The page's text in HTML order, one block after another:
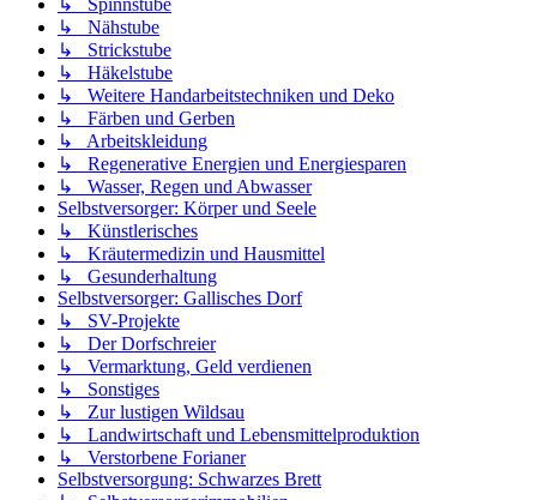
↳ Nähstube
↳ Strickstube
↳ Häkelstube
↳ Weitere Handarbeitstechniken und Deko
↳ Färben und Gerben
↳ Arbeitskleidung
↳ Regenerative Energien und Energiesparen
↳ Wasser, Regen und Abwasser
Selbstversorger: Körper und Seele
↳ Künstlerisches
↳ Kräutermedizin und Hausmittel
↳ Gesunderhaltung
Selbstversorger: Gallisches Dorf
↳ SV-Projekte
↳ Der Dorfschreier
↳ Vermarktung, Geld verdienen
↳ Sonstiges
↳ Zur lustigen Wildsau
↳ Landwirtschaft und Lebensmittelproduktion
↳ Verstorbene Forianer
Selbstversorgung: Schwarzes Brett